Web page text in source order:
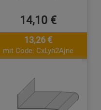
14,10 €
13,26 €
mit Code: CxLyh2Ajne